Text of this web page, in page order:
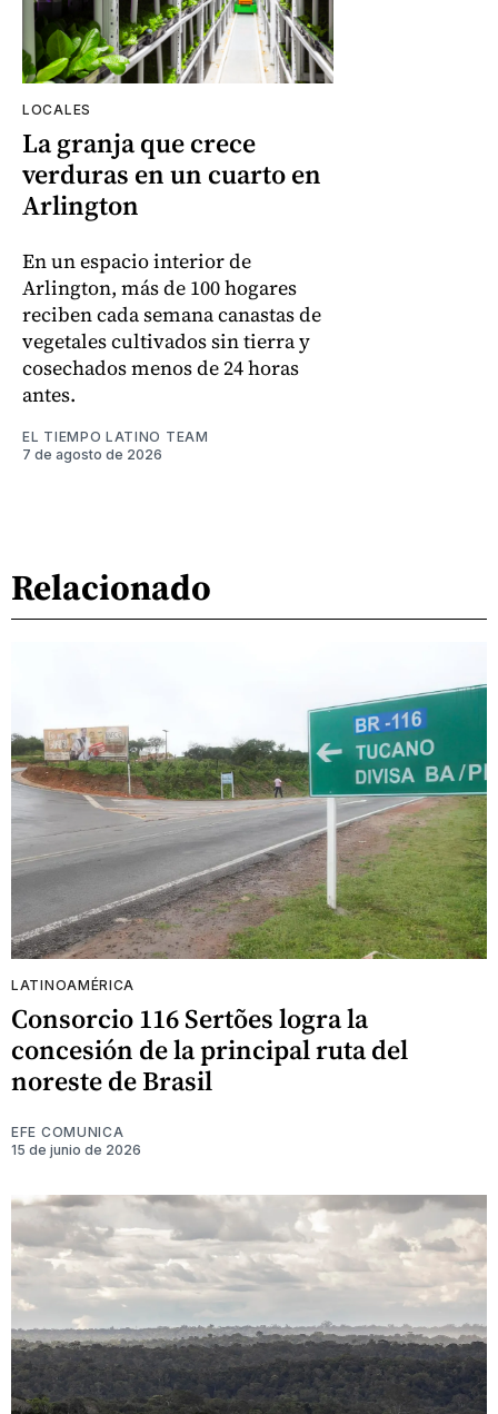
LOCALES
La granja que crece
verduras en un cuarto en
Arlington
En un espacio interior de
Arlington, más de 100 hogares
reciben cada semana canastas de
vegetales cultivados sin tierra y
cosechados menos de 24 horas
antes.
EL TIEMPO LATINO TEAM
7 de agosto de 2026
Relacionado
LATINOAMÉRICA
Consorcio 116 Sertões logra la
concesión de la principal ruta del
noreste de Brasil
EFE COMUNICA
15 de junio de 2026